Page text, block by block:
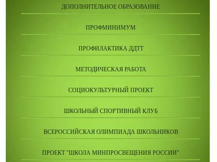
ДОПОЛНИТЕЛЬНОЕ ОБРАЗОВАНИЕ
ПРОФМИНИМУМ
ПРОФИЛАКТИКА ДДТТ
МЕТОДИЧЕСКАЯ РАБОТА
СОЦИОКУЛЬТУРНЫЙ ПРОЕКТ
ШКОЛЬНЫЙ СПОРТИВНЫЙ КЛУБ
ВСЕРОССИЙСКАЯ ОЛИМПИАДА ШКОЛЬНИКОВ
ПРОЕКТ "ШКОЛА МИНПРОСВЕЩЕНИЯ РОССИИ"